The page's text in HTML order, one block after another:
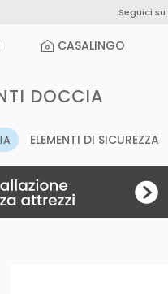
Seguici su:
CASALINGO
DOCCIA
ELEMENTI DI SICUREZZA